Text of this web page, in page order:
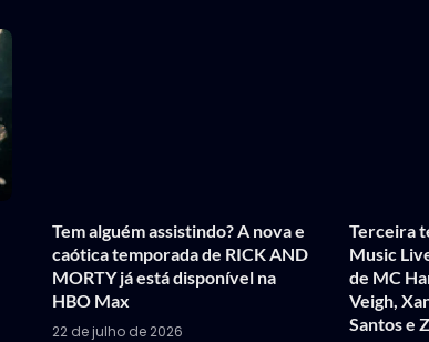
Tem alguém assistindo? A nova e
caótica temporada de RICK AND
MORTY já está disponível na
HBO Max
22 de julho de 2026
Terceira
Music
de MC
Veigh,
Santos e